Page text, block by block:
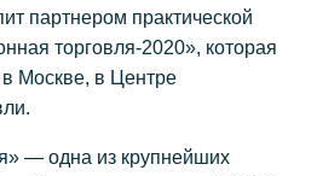
партнером практической
торговля-2020», которая
в Москве, в Центре
— одна из крупнейших